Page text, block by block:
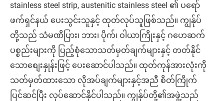
stainless steel strip, austenitic stainless steel ၏ ပရော်
ဖက်ရှင်နယ် ပေးသွင်းသူနှင့် ထုတ်လုပ်သူဖြစ်သည်။ ကျွန်ုပ်
တို့သည် သံမဏိပြား၊ ဘား၊ ပိုက်၊ ဝါယာကြိုးနှင့် ဂဟေဆက်
ပစ္စည်းများကို ပြည့်စုံသောသတ်မှတ်ချက်များနှင့် တတ်နိုင်
သောစျေးနှုန်းဖြင့် ပေးဆောင်ပါသည်။ ထုတ်ကုန်အားလုံးကို
သတ်မှတ်ထားသော လိုအပ်ချက်များနှင့်အညီ စိတ်ကြိုက်
ပြင်ဆင်ပြီး လုပ်ဆောင်နိုင်ပါသည်။ ကျွန်ုပ်တို့၏အဖွဲ့သည်